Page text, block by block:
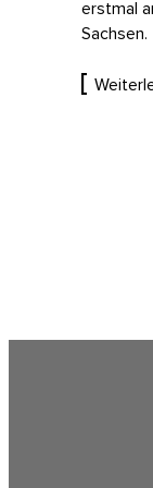
erstmal
Sachsen.